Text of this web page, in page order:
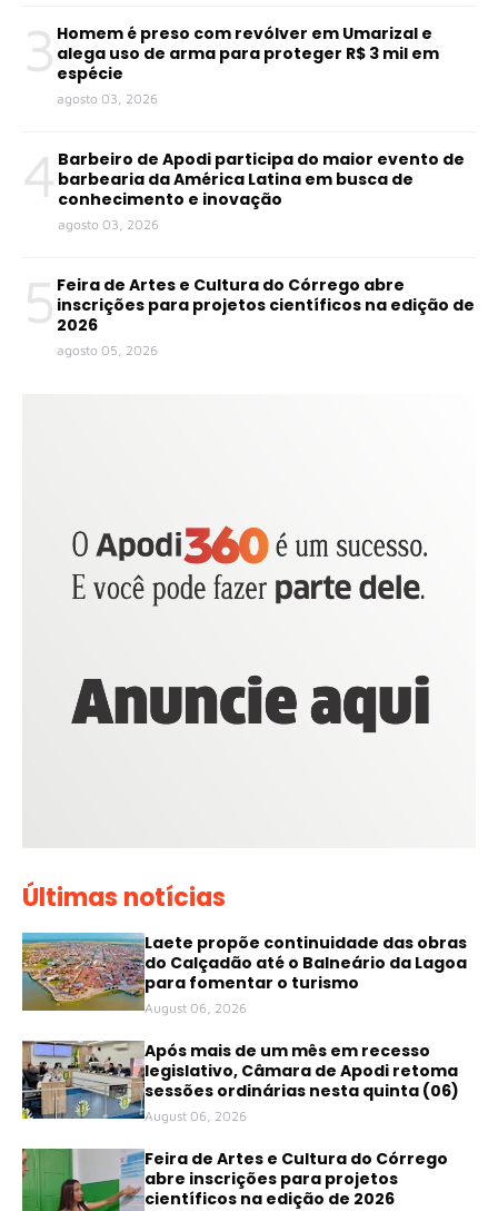
3 Homem é preso com revólver em Umarizal e
alega uso de arma para proteger R$ 3 mil em
espécie
agosto 03, 2026
4 Barbeiro de Apodi participa do maior evento de
barbearia da América Latina em busca de
conhecimento e inovação
agosto 03, 2026
5 Feira de Artes e Cultura do Córrego abre
inscrições para projetos científicos na edição de
2026
agosto 05, 2026
Últimas notícias
Laete propõe continuidade das obras
do Calçadão até o Balneário da Lagoa
para fomentar o turismo
August 06, 2026
Após mais de um mês em recesso
legislativo, Câmara de Apodi retoma
sessões ordinárias nesta quinta (06)
August 06, 2026
Feira de Artes e Cultura do Córrego
abre inscrições para projetos
científicos na edição de 2026